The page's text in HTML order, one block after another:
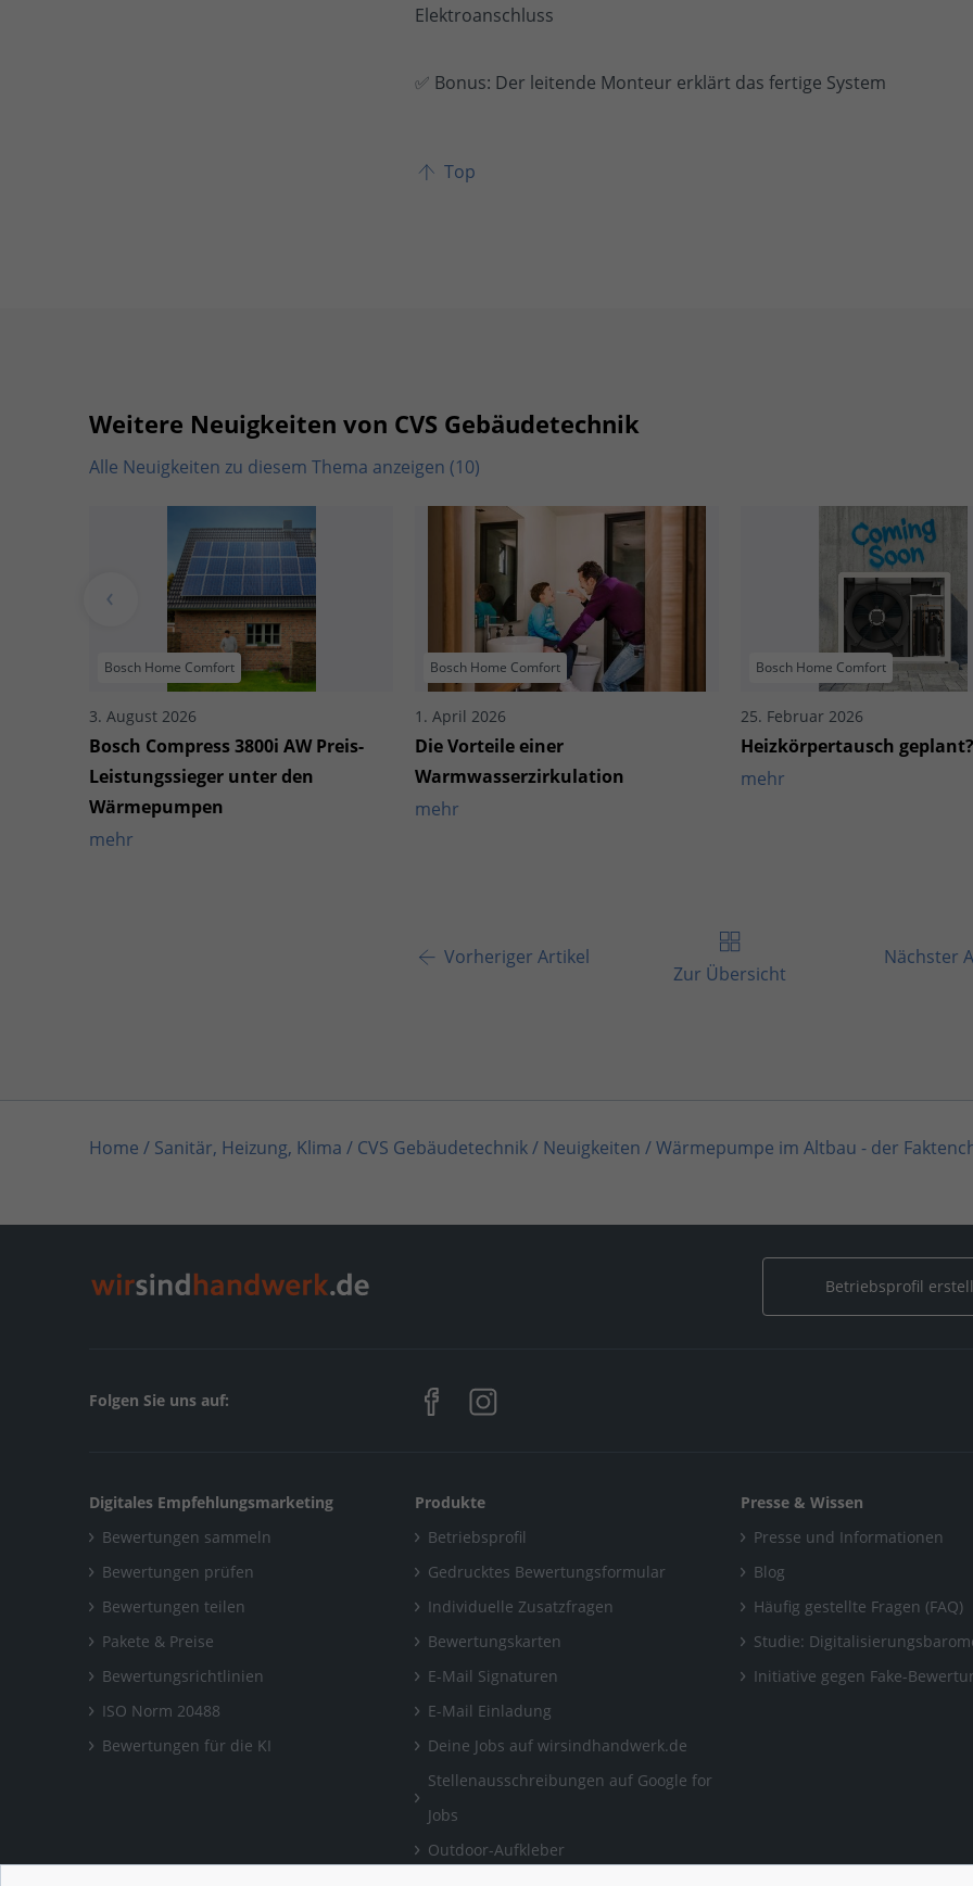
Elektroanschluss
✅ Bonus: Der leitende Monteur erklärt das fertige System
Top
Weitere Neuigkeiten von CVS Gebäudetechnik
Alle Neuigkeiten zu diesem Thema anzeigen (10)
Bosch Home Comfort
3. August 2026
Bosch Compress 3800i AW Preis-
Leistungssieger unter den
Wärmepumpen
mehr
Bosch Home Comfort
1. April 2026
Die Vorteile einer
Warmwasserzirkulation
mehr
Bosch Home Comfort
25. Februar 2026
Heizkörpertausch geplant?
mehr
Vorheriger Artikel Nächster
Zur Übersicht
Home / Sanitär, Heizung, Klima / CVS Gebäudetechnik/ Neuigkeiten /Wärmepumpe im Altbau - der
Betriebsprofil
Folgen Sie uns auf:
Digitales Empfehlungsmarketing
Bewertungen sammeln
Bewertungen prüfen
Bewertungen teilen
Pakete & Preise
Bewertungsrichtlinien
ISO Norm 20488
Bewertungen für die KI
Produkte
Betriebsprofil
Gedrucktes Bewertungsformular
Individuelle Zusatzfragen
Bewertungskarten
E-Mail Signaturen
E-Mail Einladung
Deine Jobs auf wirsindhandwerk.de
Stellenausschreibungen auf Google for
Jobs
Outdoor-Aufkleber
Presse & Wissen
Presse und Informationen
Blog
Häufig gestellte Fragen (FAQ)
Studie:
Initiative gegen Fake-